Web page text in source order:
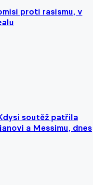
proti rasismu, v
soutěž patřila
a Messimu, dnes